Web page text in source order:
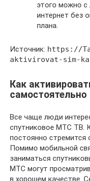
этого можно с
интернет без
плана.
Источник: https://
aktivirovat-sim-
Как
самостоятельно
Все чаще люди
спутниковое МТС ТВ.
постоянно стремится
Помимо мобильной
заниматься
МТС могут
в хорошем качестве.